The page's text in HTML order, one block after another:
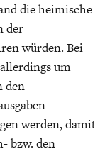
die heimische
der
würden. Bei
um
den
werden, damit
bzw. den